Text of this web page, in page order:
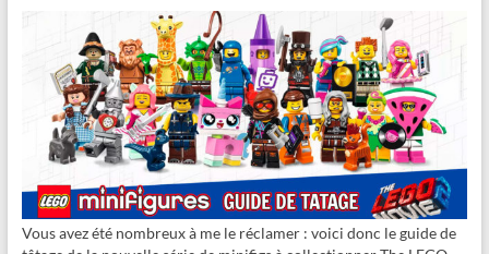
Vous avez été nombreux à me le réclamer : voici donc le guide de